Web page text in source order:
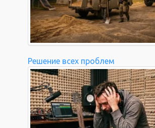
Решение всех проблем